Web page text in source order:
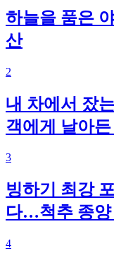
하늘을 품은
산
2
내 차에서 잤
객에게 날아
3
빙하기 최강
다…척추 종양
4